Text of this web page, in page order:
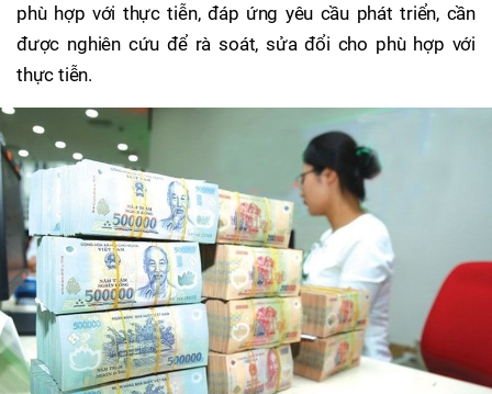
phù hợp với thực tiễn, đáp ứng yêu cầu phát triển, cần
được nghiên cứu để rà soát, sửa đổi cho phù hợp với
thực tiễn.